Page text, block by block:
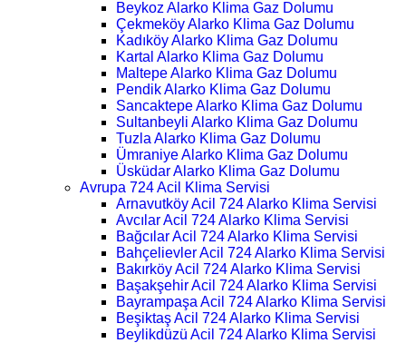
Beykoz Alarko Klima Gaz Dolumu
Çekmeköy Alarko Klima Gaz Dolumu
Kadıköy Alarko Klima Gaz Dolumu
Kartal Alarko Klima Gaz Dolumu
Maltepe Alarko Klima Gaz Dolumu
Pendik Alarko Klima Gaz Dolumu
Sancaktepe Alarko Klima Gaz Dolumu
Sultanbeyli Alarko Klima Gaz Dolumu
Tuzla Alarko Klima Gaz Dolumu
Ümraniye Alarko Klima Gaz Dolumu
Üsküdar Alarko Klima Gaz Dolumu
Avrupa 724 Acil Klima Servisi
Arnavutköy Acil 724 Alarko Klima Servisi
Avcılar Acil 724 Alarko Klima Servisi
Bağcılar Acil 724 Alarko Klima Servisi
Bahçelievler Acil 724 Alarko Klima Servisi
Bakırköy Acil 724 Alarko Klima Servisi
Başakşehir Acil 724 Alarko Klima Servisi
Bayrampaşa Acil 724 Alarko Klima Servisi
Beşiktaş Acil 724 Alarko Klima Servisi
Beylikdüzü Acil 724 Alarko Klima Servisi